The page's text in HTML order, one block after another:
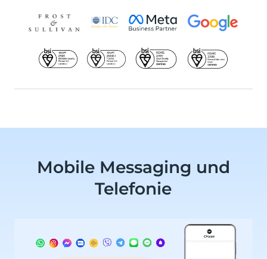
Mobile Messaging und
Telefonie